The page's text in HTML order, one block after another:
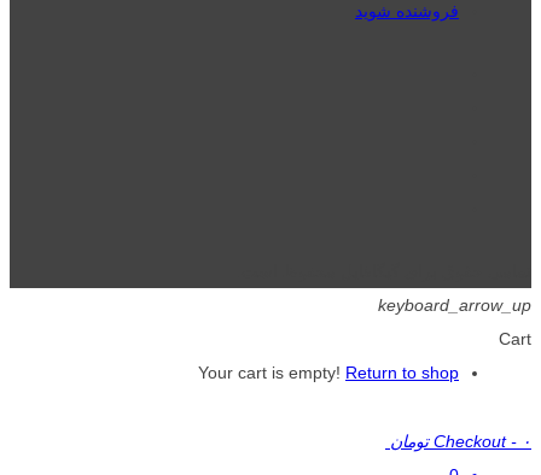
فروشنده شوید
keyboard_arrow_up
Cart
Your cart is empty! Return to shop
Checkout - ۰ تومان